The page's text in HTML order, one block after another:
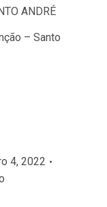
ANDRÉ
– Santo
4, 2022